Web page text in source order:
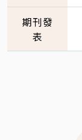
期刊發
表